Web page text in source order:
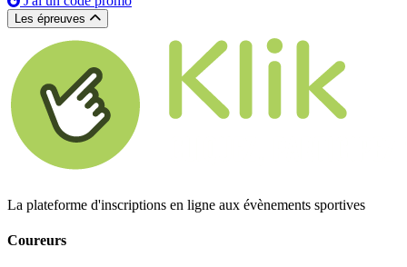
Les épreuves
La plateforme d'inscriptions en ligne aux évènements sportives
Coureurs